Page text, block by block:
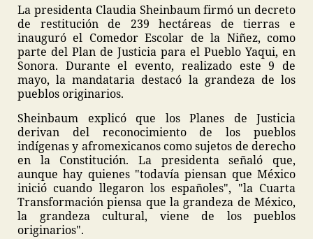
La presidenta Claudia Sheinbaum firmó un decreto
de restitución de 239 hectáreas de tierras e
inauguró el Comedor Escolar de la Niñez, como
parte del Plan de Justicia para el Pueblo Yaqui, en
Sonora. Durante el evento, realizado este 9 de
mayo, la mandataria destacó la grandeza de los
pueblos originarios.
Sheinbaum explicó que los Planes de Justicia
derivan del reconocimiento de los pueblos
indígenas y afromexicanos como sujetos de derecho
en la Constitución. La presidenta señaló que,
aunque hay quienes "todavía piensan que México
inició cuando llegaron los españoles", "la Cuarta
Transformación piensa que la grandeza de México,
la grandeza cultural, viene de los pueblos
originarios".